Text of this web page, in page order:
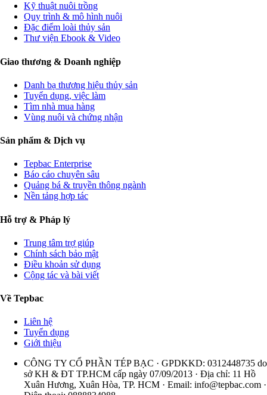
Kỹ thuật nuôi trồng
Quy trình & mô hình nuôi
Đặc điểm loài thủy sản
Thư viện Ebook & Video
Giao thương & Doanh nghiệp
Danh bạ thương hiệu thủy sản
Tuyển dụng, việc làm
Tìm nhà mua hàng
Vùng nuôi và chứng nhận
Sản phẩm & Dịch vụ
Tepbac Enterprise
Báo cáo chuyên sâu
Quảng bá & truyền thông ngành
Nền tảng hợp tác
Hỗ trợ & Pháp lý
Trung tâm trợ giúp
Chính sách bảo mật
Điều khoản sử dụng
Cộng tác và bài viết
Về Tepbac
Liên hệ
Tuyển dụng
Giới thiệu
CÔNG TY CỔ PHẦN TÉP BẠC · GPDKKD: 0312448735 do
sở KH & ĐT TP.HCM cấp ngày 07/09/2013 · Địa chỉ: 11 Hồ
Xuân Hương, Xuân Hòa, TP. HCM · Email: info@tepbac.com ·